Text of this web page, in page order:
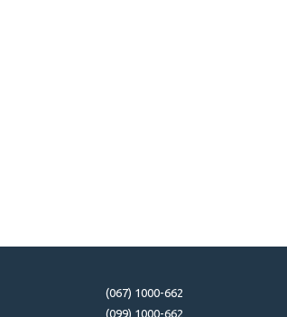
(067) 1000-662
(099) 1000-662